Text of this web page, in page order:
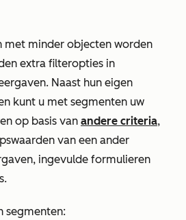
met minder objecten worden
extra filteropties in
Naast hun eigen
kunt u met segmenten uw
op basis van andere criteria,
van een ander
ingevulde formulieren
segmenten: